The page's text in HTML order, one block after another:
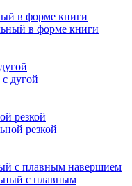
в форме книги
резкой
с плавным навершием